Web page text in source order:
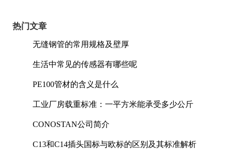
热门文章
无缝钢管的常用规格及壁厚
生活中常见的传感器有哪些呢
PE100管材的含义是什么
工业厂房载重标准：一平方米能承受多少公斤
CONOSTAN公司简介
C13和C14插头国标与欧标的区别及其标准解析